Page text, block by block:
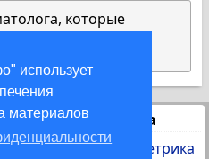
использует
материалов
которые
Статистика